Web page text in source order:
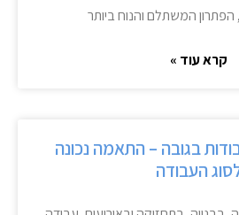
המשתלם והנוח ביותר
קרא עוד »
בגובה – התאמה נכונה
העבודה